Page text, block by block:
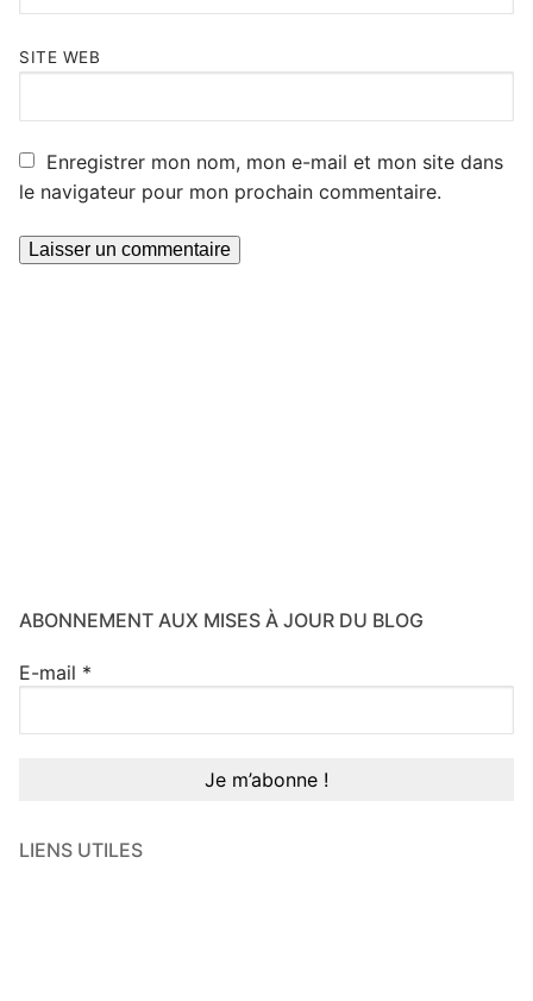
SITE WEB
Enregistrer mon nom, mon e-mail et mon site dans
le navigateur pour mon prochain commentaire.
ABONNEMENT AUX MISES À JOUR DU BLOG
E-mail *
LIENS UTILES